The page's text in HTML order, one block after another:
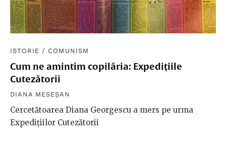
ISTORIE / COMUNISM
Cum ne amintim copilăria: Expedițiile
Cutezătorii
DIANA MESEȘAN
Cercetătoarea Diana Georgescu a mers pe urma
Expedițiilor Cutezătorii